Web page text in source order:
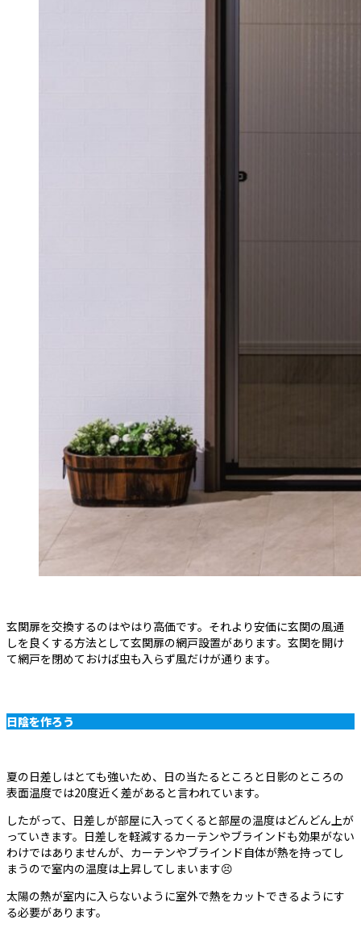
玄関扉を交換するのはやはり高価です。それより安価に玄関の風通
しを良くする方法として玄関扉の網戸設置があります。玄関を開け
て網戸を閉めておけば虫も入らず風だけが通ります。
日陰を作ろう
夏の日差しはとても強いため、日の当たるところと日影のところの
表面温度では20度近く差があると言われています。
したがって、日差しが部屋に入ってくると部屋の温度はどんどん上が
っていきます。日差しを軽減するカーテンやブラインドも効果がない
わけではありませんが、カーテンやブラインド自体が熱を持ってし
まうので室内の温度は上昇してしまいます😣
太陽の熱が室内に入らないように室外で熱をカットできるようにす
る必要があります。